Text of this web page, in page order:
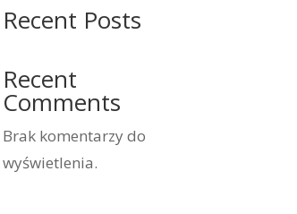
Recent Posts
Recent
Comments
Brak komentarzy do
wyświetlenia.